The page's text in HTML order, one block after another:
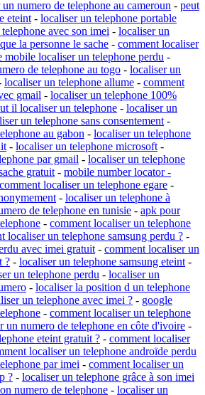
numero de telephone au cameroun - peut
eteint - localiser un telephone portable
avec son imei - localiser un
la personne le sache - comment localiser
mobile localiser un telephone perdu -
de telephone au togo - localiser un
localiser un telephone allume - comment
gmail - localiser un telephone 100%
il localiser un telephone - localiser un
un telephone sans consentement -
au gabon - localiser un telephone
- localiser un telephone microsoft -
par gmail - localiser un telephone
gratuit - mobile number locator -
comment localiser un telephone egare -
- localiser un telephone à
de telephone en tunisie - apk pour
- comment localiser un telephone
localiser un telephone samsung perdu ? -
avec imei gratuit - comment localiser un
? - localiser un telephone samsung eteint -
un telephone perdu - localiser un
- localiser la position d un telephone
un telephone avec imei ? - google
- comment localiser un telephone
un numero de telephone en côte d'ivoire -
eteint gratuit ? - comment localiser
localiser un telephone androïde perdu
par imei - comment localiser un
? - localiser un telephone grâce à son imei
numero de telephone - localiser un